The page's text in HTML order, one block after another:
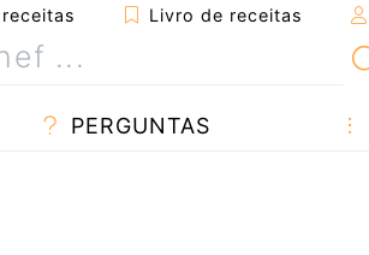
Livro de receitas
PERGUNTAS